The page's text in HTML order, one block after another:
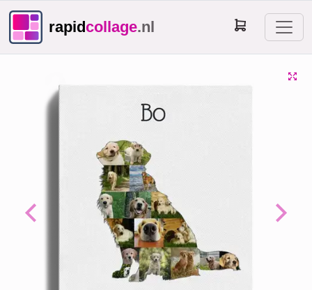
rapidcollage.nl
Previous Next